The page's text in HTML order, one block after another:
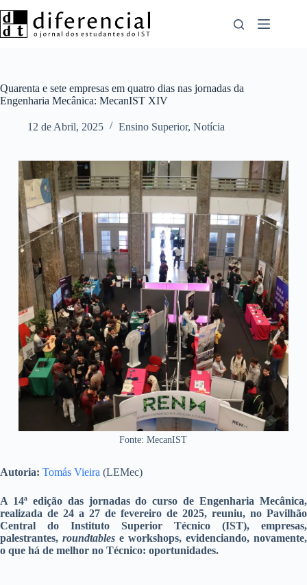
para
o
Quarenta e sete empresas em quatro dias nas jornadas da
Engenharia Mecânica: MecanIST XIV
12 de Abril, 2025 Ensino Superior, Notícia
Fonte: MecanIST
Autoria: Tomás Vieira (LEMec)
A 14ª edição das jornadas do curso de Engenharia Mecânica,
realizada de 24 a 27 de fevereiro de 2025, reuniu, no Pavilhão
Central do Instituto Superior Técnico (IST), empresas,
palestrantes, roundtables e workshops, evidenciando, novamente,
o que há de melhor no Técnico: oportunidades.